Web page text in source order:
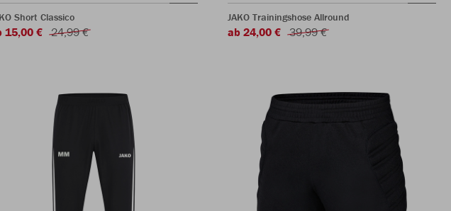
Short Classico
15,00 € 24,99 €
JAKO Trainingshose Allround
ab 24,00 € 39,99 €